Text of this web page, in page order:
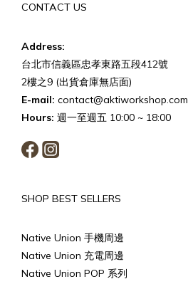
CONTACT US
Address:
台北市信義區忠孝東路五段412號
2樓之9 (出貨倉庫無店面)
E-mail: contact@aktiworkshop.com
Hours: 週一至週五 10:00 ~ 18:00
SHOP BEST SELLERS
Native Union 手機周邊
Native Union 充電周邊
Native Union POP 系列